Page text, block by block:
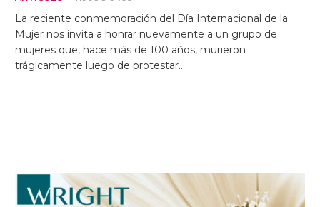
La reciente conmemoración del Día Internacional de la
Mujer nos invita a honrar nuevamente a un grupo de
mujeres que, hace más de 100 años, murieron
trágicamente luego de protestar…